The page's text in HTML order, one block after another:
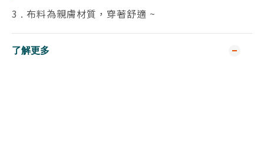
3 . 布料為親膚材質，穿著舒適 ~
了解更多